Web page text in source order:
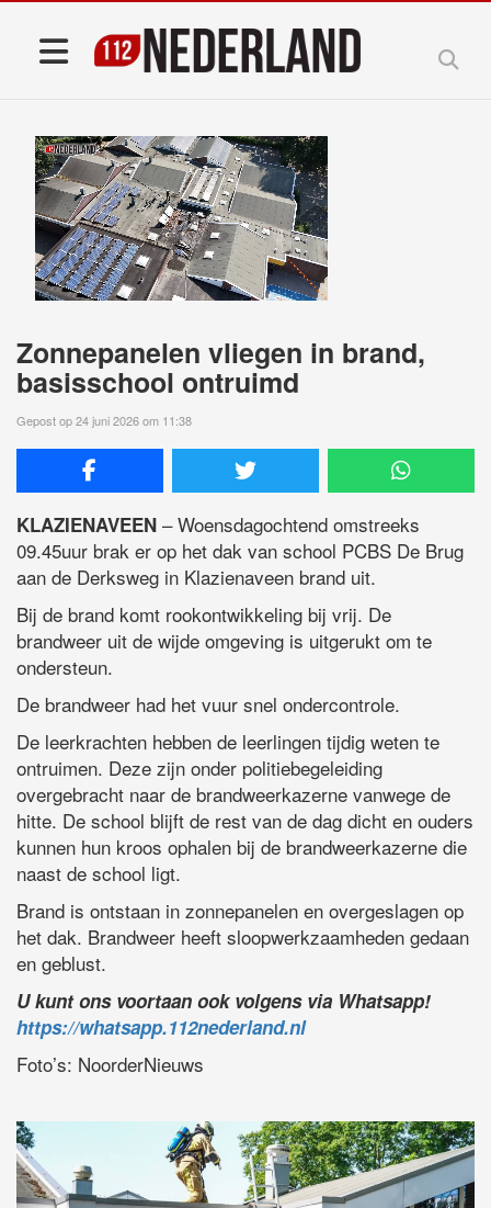
Zonnepanelen vliegen in brand,
basisschool ontruimd
Gepost op 24 juni 2026 om 11:38
KLAZIENAVEEN – Woensdagochtend omstreeks
09.45uur brak er op het dak van school PCBS De Brug
aan de Derksweg in Klazienaveen brand uit.
Bij de brand komt rookontwikkeling bij vrij. De
brandweer uit de wijde omgeving is uitgerukt om te
ondersteun.
De brandweer had het vuur snel ondercontrole.
De leerkrachten hebben de leerlingen tijdig weten te
ontruimen. Deze zijn onder politiebegeleiding
overgebracht naar de brandweerkazerne vanwege de
hitte. De school blijft de rest van de dag dicht en ouders
kunnen hun kroos ophalen bij de brandweerkazerne die
naast de school ligt.
Brand is ontstaan in zonnepanelen en overgeslagen op
het dak. Brandweer heeft sloopwerkzaamheden gedaan
en geblust.
U kunt ons voortaan ook volgens via Whatsapp!
https://whatsapp.112nederland.nl
Foto’s: NoorderNieuws